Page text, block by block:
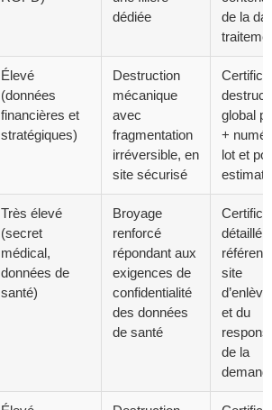
dédiée
de la
Élevé
(données
financières et
stratégiques)
Destruction
mécanique
avec
fragmentation
irréversible, en
site sécurisé
global
+
lot et
estimatif
Très élevé
(secret
médical,
données de
santé)
Broyage
renforcé
répondant aux
exigences de
confidentialité
des données
de santé
détaillé
site
et du
de la